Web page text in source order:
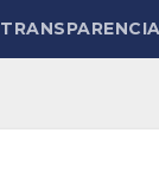
TRANSPARENCIA